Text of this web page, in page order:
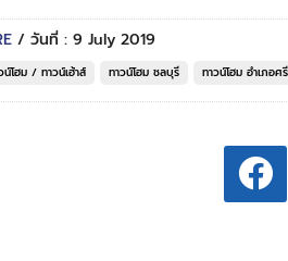
/ วันที่ : 9 July 2019
น์โฮม / ทาวน์เฮ้าส์ ทาวน์โฮม ชลบุรี ทาวน์โฮม อำเภอศ